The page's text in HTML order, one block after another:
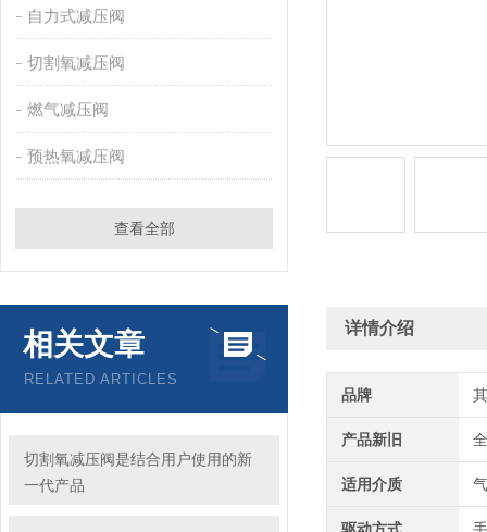
自力式减压阀
切割氧减压阀
燃气减压阀
预热氧减压阀
查看全部
相关文章
RELATED ARTICLES
切割氧减压阀是结合用户使用的新
一代产品
详情介绍
品牌
产品新旧
适用介质